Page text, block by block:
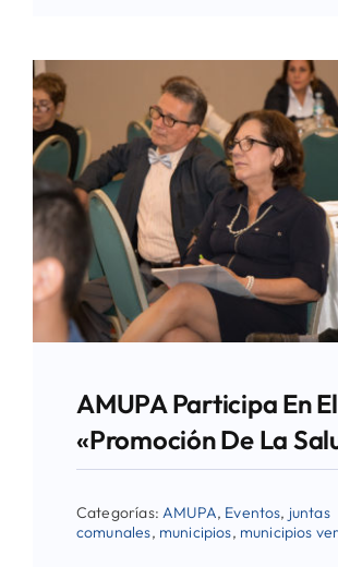
AMUPA Participa En
«Promoción De La
Categorías:AMUPA, Eventos, juntas
comunales, municipios, municipios